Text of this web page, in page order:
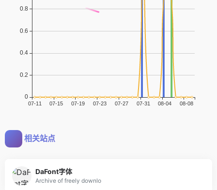
相关站点
DaFont字体
Archive of freely downlo